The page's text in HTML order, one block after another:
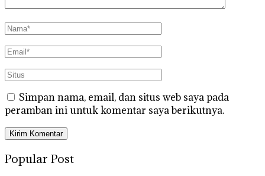
Simpan nama, email, dan situs web saya pada
peramban ini untuk komentar saya berikutnya.
Popular Post